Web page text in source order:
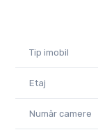
Spațiu de
Datorită poziției
spațiul se
accesibilitate,
Tip imobil
Etaj
Număr camere